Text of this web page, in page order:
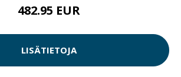
482.95 EUR
LISÄTIETOJA